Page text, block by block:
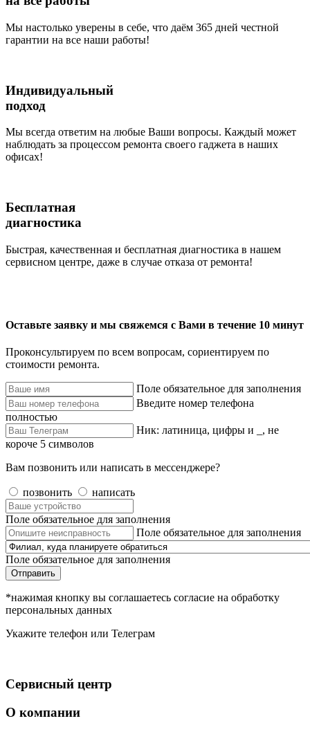
Мы настолько уверены в себе, что даём 365 дней честной
гарантии на все наши работы!
Индивидуальный
подход
Мы всегда ответим на любые Ваши вопросы. Каждый может
наблюдать за процессом ремонта своего гаджета в наших
офисах!
Бесплатная
диагностика
Быстрая, качественная и бесплатная диагностика в нашем
сервисном центре, даже в случае отказа от ремонта!
Оставьте заявку и мы свяжемся с Вами в течение 10 минут
Проконсультируем по всем вопросам, сориентируем по
стоимости ремонта.
Поле обязательное для заполнения
Введите номер телефона
полностью
Ник: латиница, цифры и _, не
короче 5 символов
Вам позвонить или написать в мессенджере?
позвонить написать
Поле обязательное для заполнения
Поле обязательное для заполнения
Поле обязательное для заполнения
Отправить
*нажимая кнопку вы соглашаетесь согласие на обработку
персональных данных
Укажите телефон или Телеграм
Сервисный центр
О компании